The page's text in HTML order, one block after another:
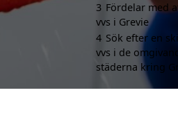
3 Fördelar med
vvs i Grevie
4 Sök efter en
vvs i de
städerna kring